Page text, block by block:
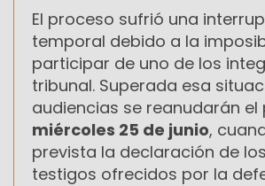
El proceso sufrió una
temporal debido a la
participar de uno de los
tribunal. Superada esa
audiencias se reanudarán el
miércoles 25 de junio,
prevista la declaración de
testigos ofrecidos por la